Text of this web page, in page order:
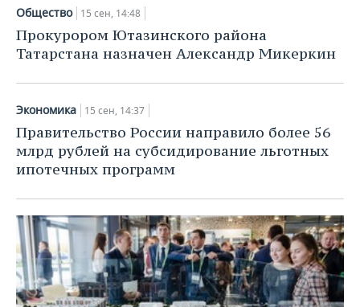
Общество 15 сен, 14:48
Прокурором Ютазинского района
Татарстана назначен Александр Микеркин
Экономика 15 сен, 14:37
Правительство России направило более 56
млрд рублей на субсидирование льготных
ипотечных программ